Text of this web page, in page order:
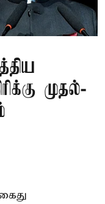
முதல்-